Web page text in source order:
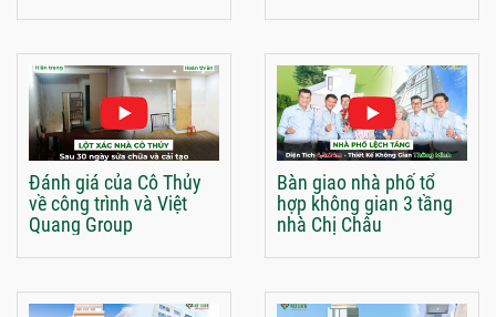
Đánh giá của Cô Thủy
về công trình và Việt
Quang Group
Bàn giao nhà phố tổ
hợp không gian 3 tầng
nhà Chị Châu